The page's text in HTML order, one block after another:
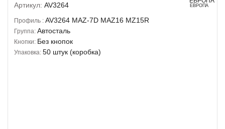
Артикул: AV3264 ЕВРОПА
Профиль : AV3264 MAZ-7D MAZ16 MZ15R
Группа: Автосталь
Кнопки: Без кнопок
Упаковка: 50 штук (коробка)